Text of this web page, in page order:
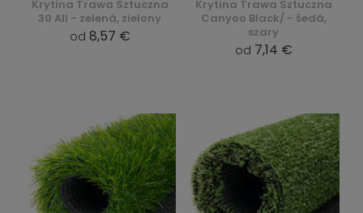
Krytina Trawa Sztuczna
30 All - zelená, zielony
od 8,57 €
Krytina Trawa Sztuczna
Canyoo Black/ - šedá,
szary
od 7,14 €